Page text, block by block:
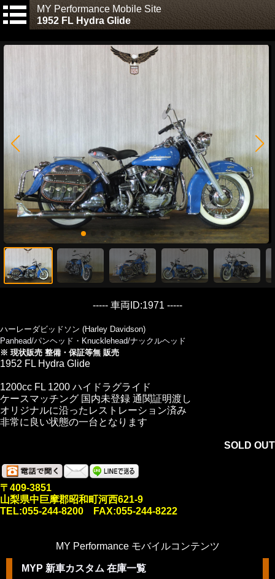
MY Performance Mobile Site
1952 FL Hydra Glide
----- 車両ID:1971 -----
ハーレーダビッドソン (Harley Davidson)
Panhead/パンヘッド・Knucklehead/ナックルヘッド
※ 現状販売 整備・保証等無 販売
1952 FL Hydra Glide
1200cc FL 1200 ハイドラグライド
ケースマッチング 国内未登録 通関証明渡し
オリジナルに沿ったレストレーション済み
非常に良い状態の一台となります
SOLD OUT
〒409-3851
山梨県中巨摩郡昭和町河西621-9
TEL:055-244-8200 FAX:055-244-8222
MY Performance モバイルコンテンツ
MYP 新車カスタム 在庫一覧